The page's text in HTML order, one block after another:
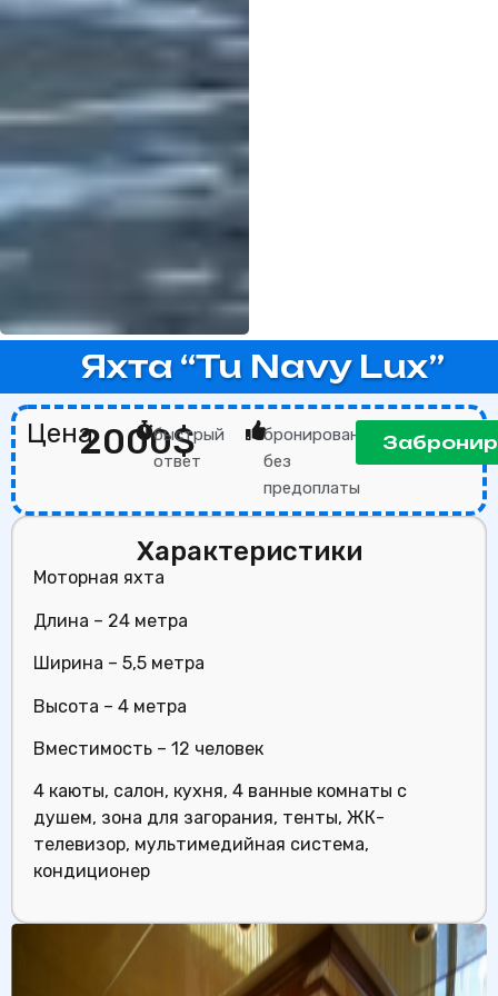
Яхта “Tu Navy Lux”
Цена2000$
быстрый
ответ
бронирование
без
предоплаты
Характеристики
Моторная яхта
Длина – 24 метра
Ширина – 5,5 метра
Высота – 4 метра
Вместимость – 12 человек
4 каюты, салон, кухня, 4 ванные комнаты с
душем, зона для загорания, тенты, ЖК-
телевизор, мультимедийная система,
кондиционер